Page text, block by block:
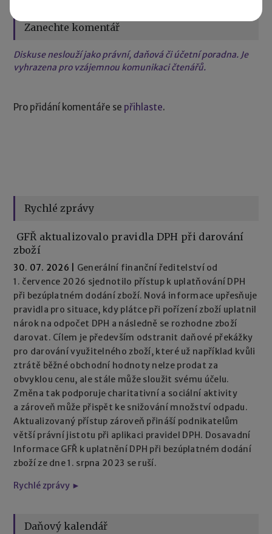
Zanechte komentář
Diskuse neslouží jako právní, daňová či účetní poradna. Je
vyhrazena pro vzájemnou komunikaci čtenářů.
Pro přidání komentáře se přihlaste.
Rychlé zprávy
GFŘ aktualizovalo pravidla DPH při darování
zboží
30. 07. 2026
Generální finanční ředitelství od
1. července 2026 sjednotilo přístup k uplatňování DPH
při bezúplatném dodání zboží. Nová informace upřesňuje
pravidla pro situace, kdy plátce při pořízení zboží uplatnil
nárok na odpočet DPH a následně se rozhodne zboží
darovat. Cílem je především odstranit daňové překážky
pro darování využitelného zboží, které už například kvůli
ztrátě běžné obchodní hodnoty nelze prodat za
obvyklou cenu, ale stále může sloužit svému účelu.
Změna tak podporuje charitativní a sociální aktivity
a zároveň může přispět ke snižování množství odpadu.
Aktualizovaný přístup zároveň přináší podnikatelům
větší právní jistotu při aplikaci pravidel DPH. Dosavadní
Informace GFŘ k uplatnění DPH při bezúplatném dodání
zboží ze dne 1. srpna 2023 se ruší.
Rychlé zprávy ►
Daňový kalendář